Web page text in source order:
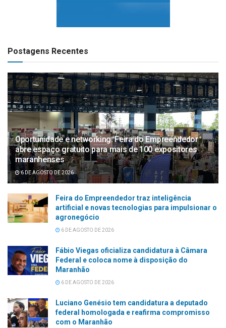
Postagens Recentes
Oportunidade e networking: Feira do Empreendedor
abre espaço gratuito para mais de 100 expositores
maranhenses
6 DE AGOSTO DE 2026
Feira do Empreendedor traz inteligência
artificial e novas tecnologias para impulsionar o
agronegócio
6 DE AGOSTO DE 2026
Fábio Viegas oficializa candidatura à Câmara
Federal e coloca nome à disposição do
Maranhão
6 DE AGOSTO DE 2026
Luciano Genésio tem candidatura a deputado
federal homologada e reafirma compromisso
com o Maranhão